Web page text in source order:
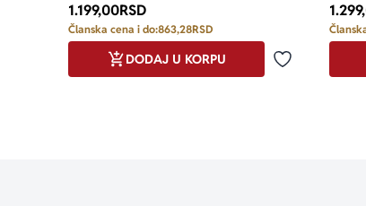
1.199,00RSD
Članska cena i do:863,28RSD
Dodaj u
DODAJ U KORPU